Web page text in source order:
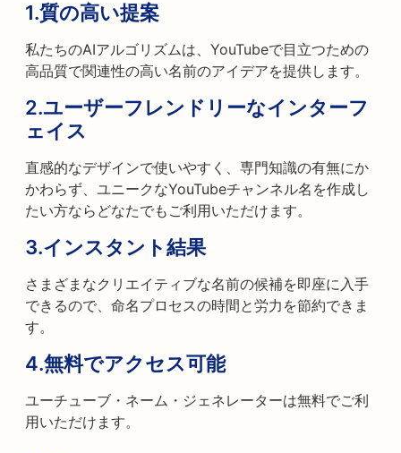
1.質の高い提案
私たちのAIアルゴリズムは、YouTubeで目立つための
高品質で関連性の高い名前のアイデアを提供します。
2.ユーザーフレンドリーなインターフ
ェイス
直感的なデザインで使いやすく、専門知識の有無にか
かわらず、ユニークなYouTubeチャンネル名を作成し
たい方ならどなたでもご利用いただけます。
3.インスタント結果
さまざまなクリエイティブな名前の候補を即座に入手
できるので、命名プロセスの時間と労力を節約できま
す。
4.無料でアクセス可能
ユーチューブ・ネーム・ジェネレーターは無料でご利
用いただけます。